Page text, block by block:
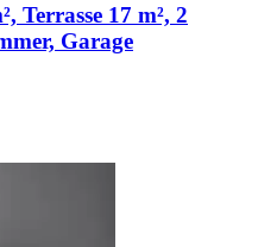
Terrasse 17 m², 2
Garage